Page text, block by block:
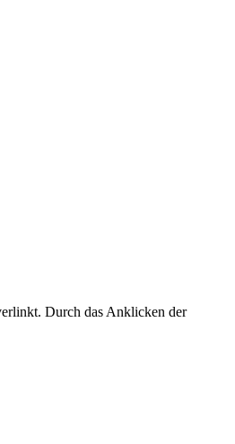
Durch das Anklicken der